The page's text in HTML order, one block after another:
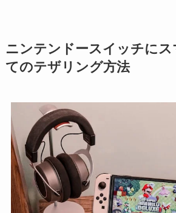
ニンテンドースイッチにス
てのテザリング方法